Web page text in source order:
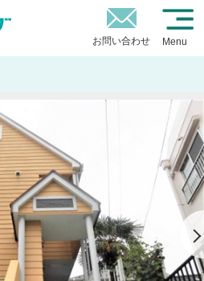
お問い合わせ Menu